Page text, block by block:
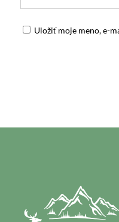
Uložiť moje meno, e-